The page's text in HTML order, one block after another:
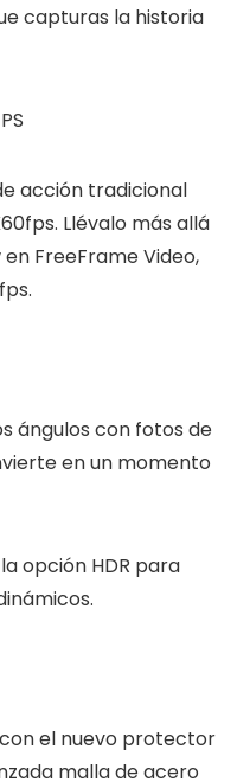
capturas la historia
acción tradicional
Llévalo más allá
FreeFrame Video,
ángulos con fotos de
en un momento
opción HDR para
el nuevo protector
malla de acero